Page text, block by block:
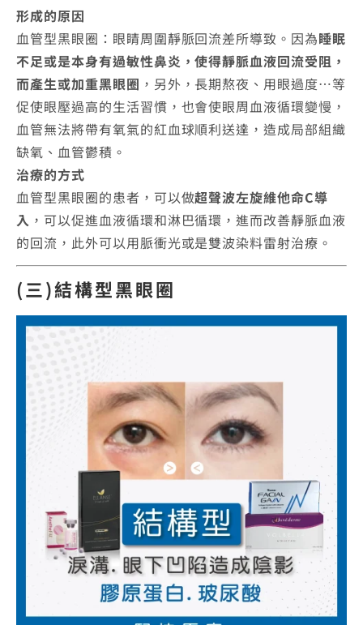
形成的原因
血管型黑眼圈：眼睛周圍靜脈回流差所導致。因為睡眠
不足或是本身有過敏性鼻炎，使得靜脈血液回流受阻，
而產生或加重黑眼圈 ，另外，長期熬夜、用眼過度…等
促使眼壓過高的生活習慣，也會使眼周血液循環變慢，
血管無法將帶有氧氣的紅血球順利送達，造成局部組織
缺氧、血管鬱積。
治療的方式
血管型黑眼圈的患者，可以做超聲波左旋維他命C導
入 ，可以促進血液循環和淋巴循環，進而改善靜脈血液
的回流，此外可以用脈衝光或是雙波染料雷射治療。
(三)結構型黑眼圈